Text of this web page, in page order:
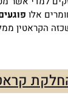
אלו
הקראטין